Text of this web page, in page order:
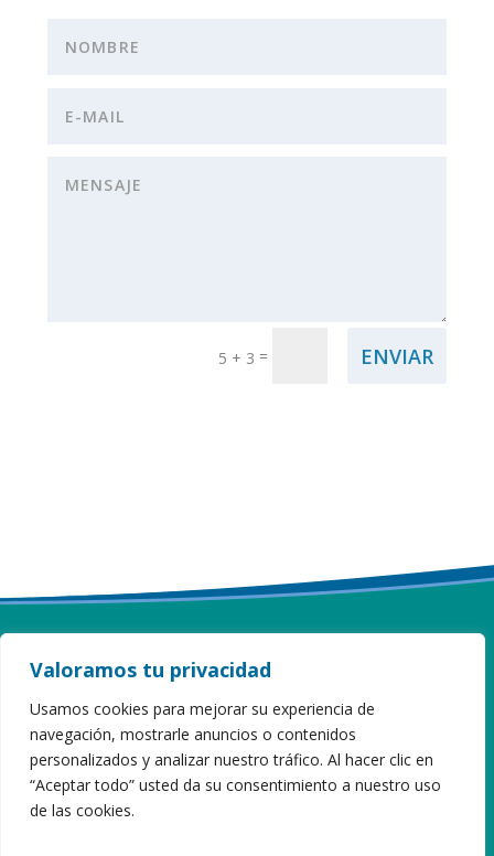
Valoramos tu privacidad
Usamos cookies para mejorar su experiencia de
navegación, mostrarle anuncios o contenidos
personalizados y analizar nuestro tráfico. Al hacer clic en
“Aceptar todo” usted da su consentimiento a nuestro uso
de las cookies.
5 + 3 = ENVIAR
ITURZAETA HERRI ESKOLA
Sahatsaga, 16 · 20808 Getaria · Gipuzkoa
Tel 943 899 173
iturzaeta@hezkuntza.net